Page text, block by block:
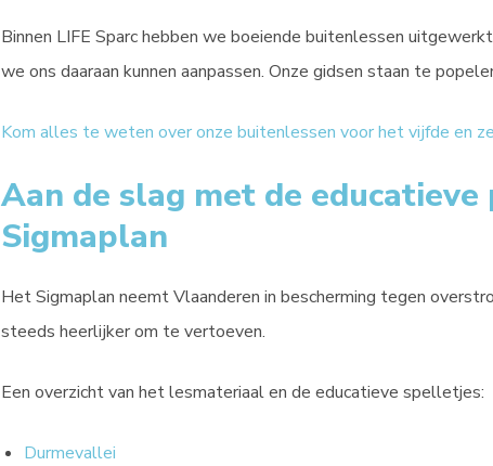
Binnen LIFE Sparc hebben we boeiende buitenlessen
we ons daaraan kunnen aanpassen. Onze gidsen staan te
Kom alles te weten over onze buitenlessen voor het vijfde en
Aan de slag met de
Sigmaplan
Het Sigmaplan neemt Vlaanderen in bescherming tegen
steeds heerlijker om te vertoeven.
Een overzicht van het lesmateriaal en de educatieve spelletjes:
Durmevallei